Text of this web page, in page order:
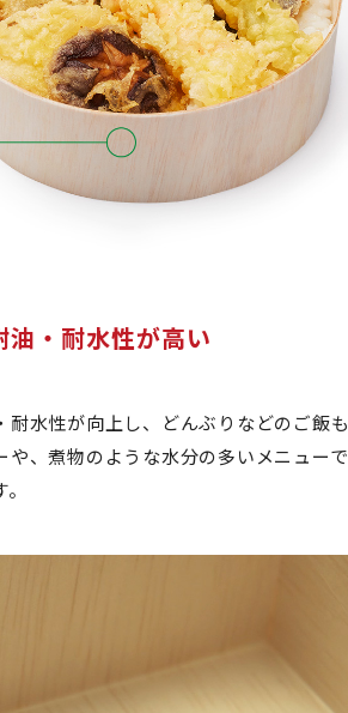
油・耐水性が高い
水性が向上し、どんぶりなどのご飯も
、煮物のような水分の多いメニューで